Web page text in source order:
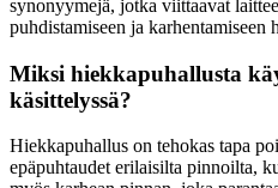
synonyymejä, jotka viittaavat
puhdistamiseen ja karhentamiseen
Miksi hiekkapuhallusta
käsittelyssä?
Hiekkapuhallus on tehokas tapa
epäpuhtaudet erilaisilta pinnoilta,